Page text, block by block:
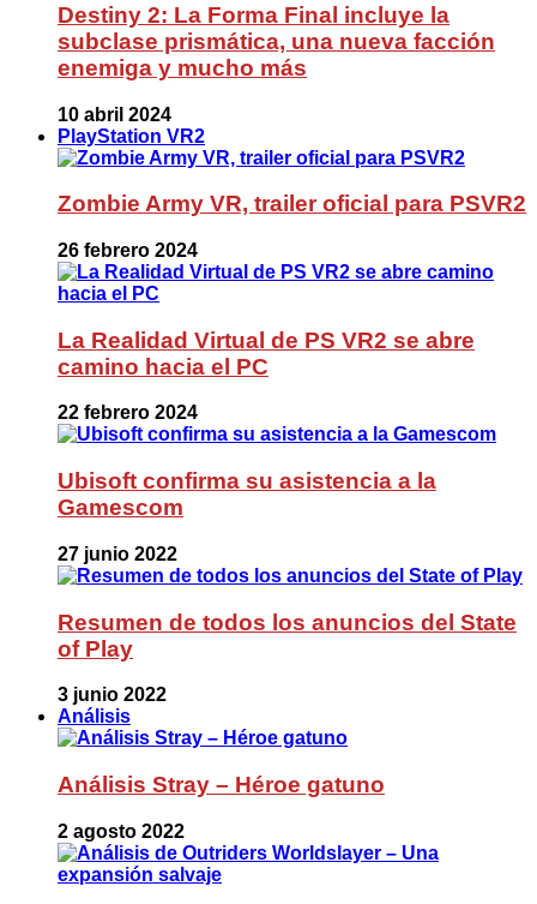
Destiny 2: La Forma Final incluye la
subclase prismática, una nueva facción
enemiga y mucho más
10 abril 2024
PlayStation VR2
Zombie Army VR, trailer oficial para PSVR2
26 febrero 2024
La Realidad Virtual de PS VR2 se abre
camino hacia el PC
22 febrero 2024
Ubisoft confirma su asistencia a la
Gamescom
27 junio 2022
Resumen de todos los anuncios del State
of Play
3 junio 2022
Análisis
Análisis Stray – Héroe gatuno
2 agosto 2022